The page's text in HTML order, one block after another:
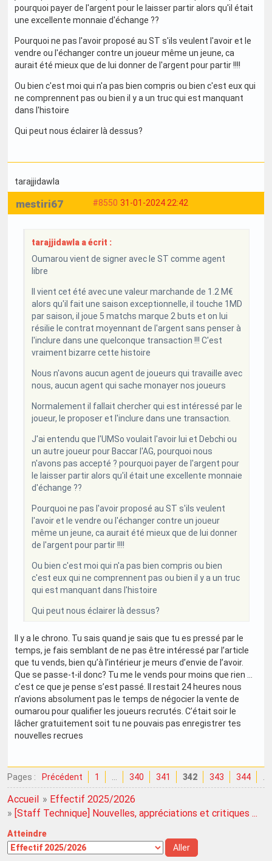
pourquoi payer de l'argent pour le laisser partir alors qu'il était
une excellente monnaie d'échange ??
Pourquoi ne pas l'avoir proposé au ST s'ils veulent l'avoir et le
vendre ou l'échanger contre un joueur même un jeune, ca
aurait été mieux que de lui donner de l'argent pour partir !!!!
Ou bien c'est moi qui n'a pas bien compris ou bien c'est eux qui
ne comprennent pas ou bien il y a un truc qui est manquant
dans l'histoire
Qui peut nous éclairer là dessus?
tarajjidawla
#8550 31-01-2024 22:42
mestiri67
tarajjidawla a écrit :
Oumarou vient de signer avec le ST comme agent
libre
Il vient cet été avec une valeur marchande de 1.2 M€
alors qu'il fait une saison exceptionnelle, il touche 1MD
par saison, il joue 5 matchs marque 2 buts et on lui
résilie le contrat moyennant de l'argent sans penser à
l'inclure dans une quelconque transaction !!! C'est
vraiment bizarre cette histoire
Nous n'avons aucun agent de joueurs qui travaille avec
nous, aucun agent qui sache monayer nos joueurs
Normalement il fallait chercher qui est intéressé par le
joueur, le proposer et l'inclure dans une transaction.
J'ai entendu que l'UMSo voulait l'avoir lui et Debchi ou
un autre joueur pour Baccar l'AG, pourquoi nous
n'avons pas accepté ? pourquoi payer de l'argent pour
le laisser partir alors qu'il était une excellente monnaie
d'échange ??
Pourquoi ne pas l'avoir proposé au ST s'ils veulent
l'avoir et le vendre ou l'échanger contre un joueur
même un jeune, ca aurait été mieux que de lui donner
de l'argent pour partir !!!!
Ou bien c'est moi qui n'a pas bien compris ou bien
c'est eux qui ne comprennent pas ou bien il y a un truc
qui est manquant dans l'histoire
Qui peut nous éclairer là dessus?
Il y a le chrono. Tu sais quand je sais que tu es pressé par le
temps, je fais semblant de ne pas être intéressé par l’article
que tu vends, bien qu’à l’intérieur je meurs d’envie de l’avoir.
Que se passe-t-il donc? Tu me le vends pour moins que rien …
c’est ce que je pense s’est passé. Il restait 24 heures nous
n’avions absolument pas le temps de négocier la vente de
oumarou pour qualifier les joueurs recrutés. C’était soir le
lâcher gratuitement soit tu ne pouvais pas enregistrer tes
nouvelles recrues
Pages : Précédent 1 … 340 341 342 343 344 …
Accueil » Effectif 2025/2026
» [Staff Technique] Nouvelles, appréciations et critiques ...
Atteindre